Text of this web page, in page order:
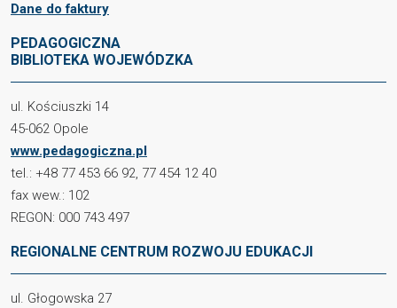
Dane do faktury
PEDAGOGICZNA
BIBLIOTEKA WOJEWÓDZKA
ul. Kościuszki 14
45-062 Opole
www.pedagogiczna.pl
tel.: +48 77 453 66 92, 77 454 12 40
fax wew.: 102
REGON: 000 743 497
REGIONALNE CENTRUM ROZWOJU EDUKACJI
ul. Głogowska 27